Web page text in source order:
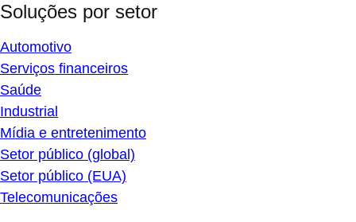
Soluções por setor
Automotivo
Serviços financeiros
Saúde
Industrial
Mídia e entretenimento
Setor público (global)
Setor público (EUA)
Telecomunicações